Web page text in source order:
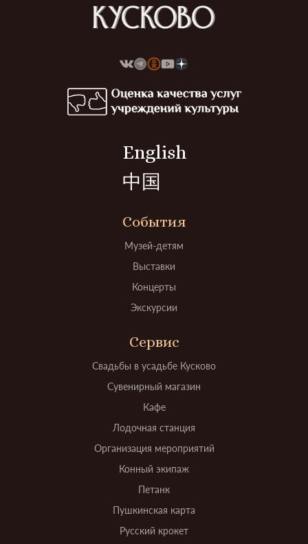
English
中国
События
Музей-детям
Выставки
Концерты
Экскурсии
Сервис
Свадьбы в усадьбе Кусково
Сувенирный магазин
Кафе
Лодочная станция
Организация мероприятий
Конный экипаж
Петанк
Пушкинская карта
Русский крокет